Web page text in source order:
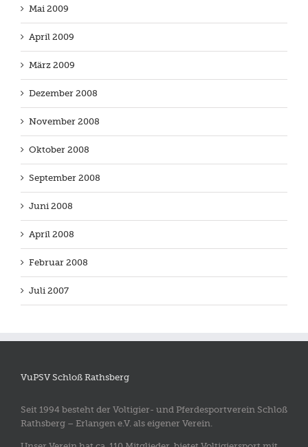
Mai 2009
April 2009
März 2009
Dezember 2008
November 2008
Oktober 2008
September 2008
Juni 2008
April 2008
Februar 2008
Juli 2007
VuPSV Schloß Rathsberg
Seit 1994 besteht der Voltigier- und Pferdesportverein Schloß
Rathsberg – Erlangen e.V. als eigener Verein.